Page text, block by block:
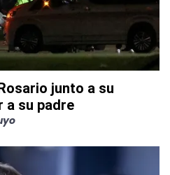
junto a su
a su padre